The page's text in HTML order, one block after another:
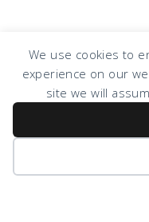
We use cookies to
experience on our
site we will
COPYRIGHT © 2026 ·